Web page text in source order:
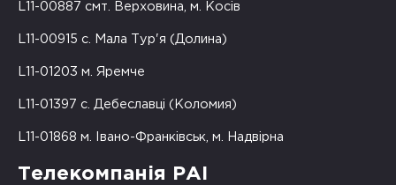
L11-00887 смт. Верховина, м. Косів
L11-00915 с. Мала Тур'я (Долина)
L11-01203 м. Яремче
L11-01397 с. Дебеславці (Коломия)
L11-01868 м. Івано-Франківськ, м. Надвірна
Телекомпанія РАІ